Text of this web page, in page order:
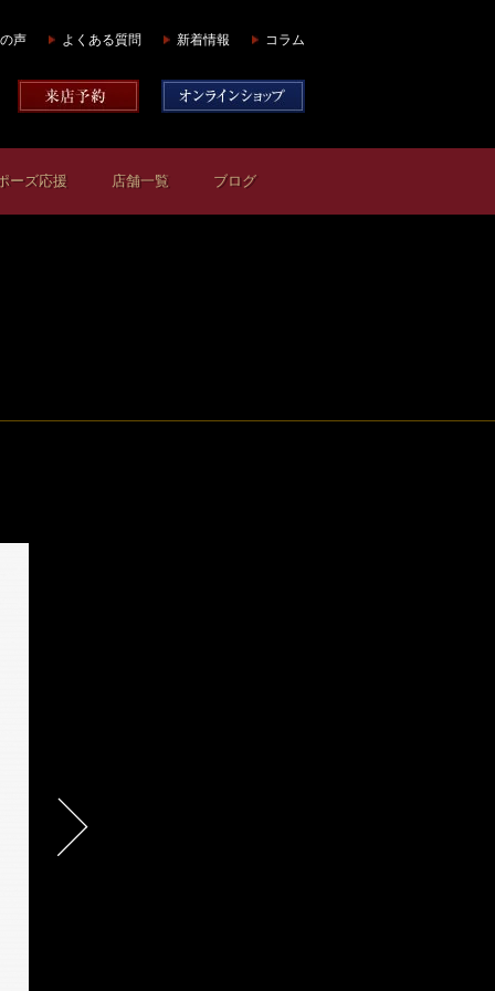
声 よくある質問 新着情報 コラム
ーズ応援 店舗一覧 ブログ